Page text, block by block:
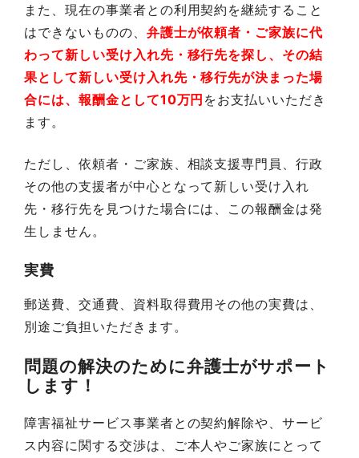
また、現在の事業者との利用契約を継続すること
はできないものの、 弁護士が依頼者・ご家族に代
わって新しい受け入れ先・移行先を探し、その結
果として新しい受け入れ先・移行先が決まった場
合には、報酬金として10万円 をお支払いいただき
ます。
ただし、依頼者・ご家族、相談支援専門員、行政
その他の支援者が中心となって新しい受け入れ
先・移行先を見つけた場合には、この報酬金は発
生しません。
実費
郵送費、交通費、資料取得費用その他の実費は、
別途ご負担いただきます。
問題の解決のために弁護士がサポート
します！
障害福祉サービス事業者との契約解除や、サービ
ス内容に関する交渉は、ご本人やご家族にとって